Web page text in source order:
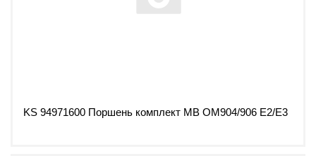
KS 94971600 Поршень комплект MB OM904/906 E2/E3